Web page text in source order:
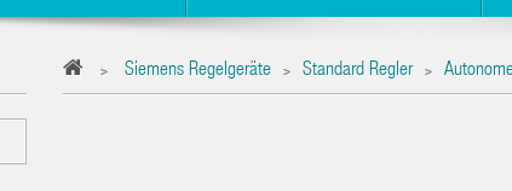
> Siemens Regelgeräte > Standard Regler >